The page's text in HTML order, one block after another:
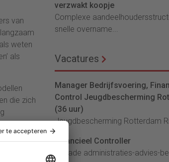
van
weten
als
die zich
bij
blijft
verzwakt koopje
Complexe
snelle overname...
Vacatures
Manager Bedrijfsvoering,
Control Jeugdbescherming
(36 uur)
Jeugdbescherming Rotterdam
Financieel Controller
lArcade administraties-advies-